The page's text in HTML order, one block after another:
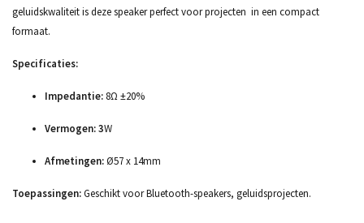
geluidskwaliteit is deze speaker perfect voor projecten in een compact
formaat.
Specificaties:
Impedantie: 8Ω ±20%
Vermogen: 3W
Afmetingen:Ø57 x 14mm
Toepassingen:Geschikt voor Bluetooth-speakers, geluidsprojecten.